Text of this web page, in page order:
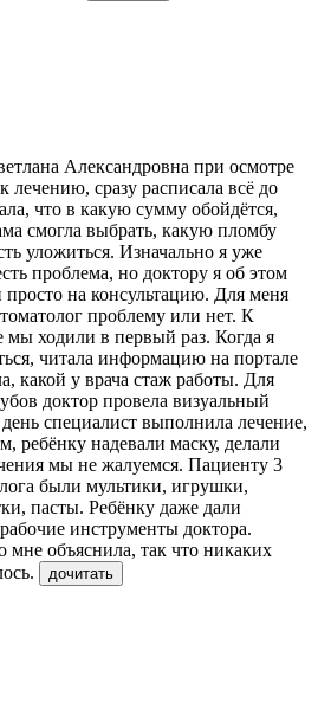
Александровна при осмотре
лечению, сразу расписала всё до
что в какую сумму обойдётся,
смогла выбрать, какую пломбу
уложиться. Изначально я уже
проблема, но доктору я об этом
на консультацию. Для меня
проблему или нет. К
мы ходили в первый раз. Когда я
читала информацию на портале
какой у врача стаж работы. Для
доктор провела визуальный
специалист выполнила лечение,
ребёнку надевали маску, делали
мы не жалуемся. Пациенту 3
были мультики, игрушки,
пасты. Ребёнку даже дали
инструменты доктора.
мне объяснила, так что никаких
дочитать